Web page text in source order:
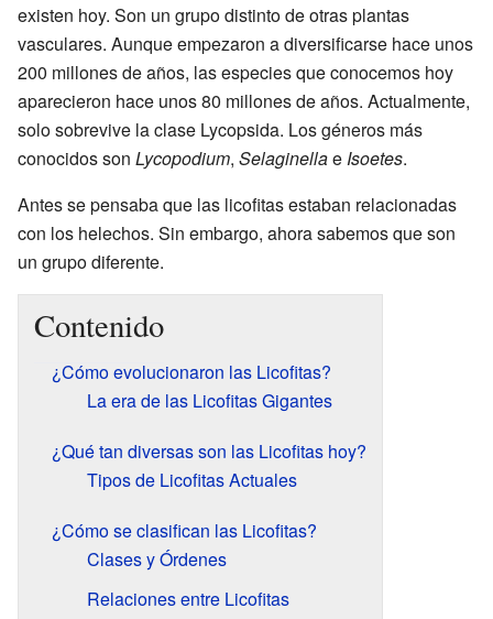
existen hoy. Son un grupo distinto de otras plantas
vasculares. Aunque empezaron a diversificarse hace unos
200 millones de años, las especies que conocemos hoy
aparecieron hace unos 80 millones de años. Actualmente,
solo sobrevive la clase Lycopsida. Los géneros más
conocidos son Lycopodium, Selaginellae Isoetes.
Antes se pensaba que las licofitas estaban relacionadas
con los helechos. Sin embargo, ahora sabemos que son
un grupo diferente.
Contenido
¿Cómo evolucionaron las Licofitas?
La era de las Licofitas Gigantes
¿Qué tan diversas son las Licofitas hoy?
Tipos de Licofitas Actuales
¿Cómo se clasifican las Licofitas?
Clases y Órdenes
Relaciones entre Licofitas